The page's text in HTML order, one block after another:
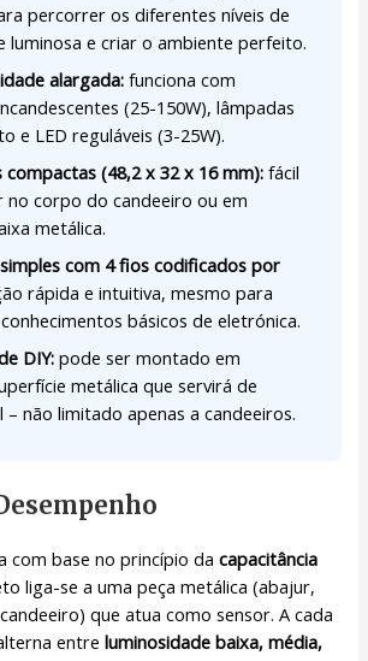
percorrer os diferentes níveis de
luminosa e criar o ambiente perfeito.
alargada: funciona com
(25-150W), lâmpadas
e LED reguláveis (3-25W).
compactas (48,2 x 32 x 16 mm): fácil
no corpo do candeeiro ou em
metálica.
com 4 fios codificados por
rápida e intuitiva, mesmo para
básicos de eletrónica.
DIY:pode ser montado em
metálica que servirá de
não limitado apenas a candeeiros.
com base no princípio dacapacitância
liga-se a uma peça metálica (abajur,
que atua como sensor. A cada
entreluminosidade baixa, média,